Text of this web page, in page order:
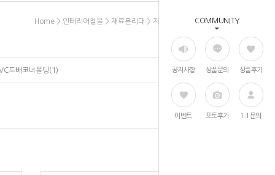
COMMUNITY
공지사항 상품문의 상품후기
이벤트 포토후기 1:1문의
Home > 인테리어철물 > 재료분리대 > 자유각코너비드
도배코너몰딩(1)